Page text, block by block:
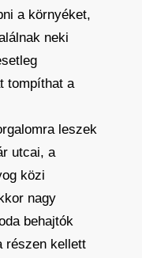
a környéket,
neki
tompíthat a
leszek
utcai, a
közi
nagy
behajtók
részen kellett